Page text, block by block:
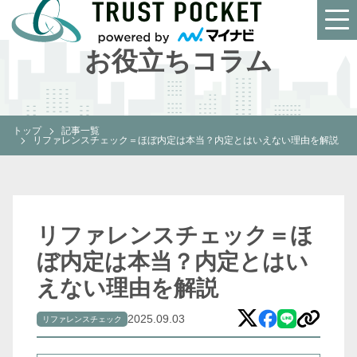
INFORMATION
お役立ちコラム
トップ
記事一覧
リファレンスチェック＝ほぼ内定は本当？内定とはいえない理由を解説
リファレンスチェック＝ほ
ぼ内定は本当？内定とはい
えない理由を解説
リファレンスチェック 2025.09.03